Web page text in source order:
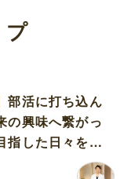
部活に打ち込ん
の興味へ繋がっ
指した日々を振